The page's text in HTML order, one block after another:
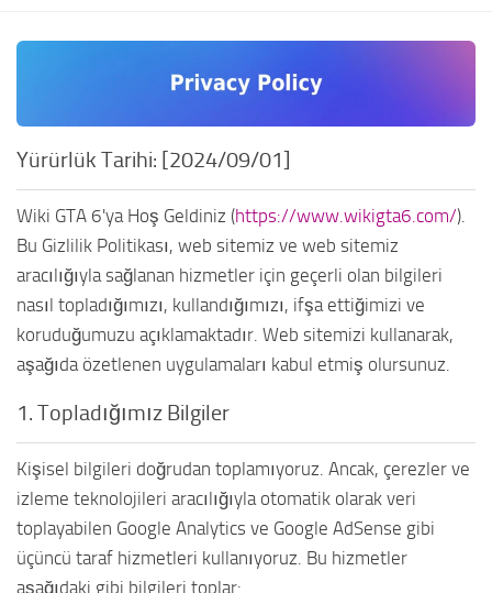
Yürürlük Tarihi: [2024/09/01]
Wiki GTA 6'ya Hoş Geldiniz (https://www.wikigta6.com/).
Bu Gizlilik Politikası, web sitemiz ve web sitemiz
aracılığıyla sağlanan hizmetler için geçerli olan bilgileri
nasıl topladığımızı, kullandığımızı, ifşa ettiğimizi ve
koruduğumuzu açıklamaktadır. Web sitemizi kullanarak,
aşağıda özetlenen uygulamaları kabul etmiş olursunuz.
1. Topladığımız Bilgiler
Kişisel bilgileri doğrudan toplamıyoruz. Ancak, çerezler ve
izleme teknolojileri aracılığıyla otomatik olarak veri
toplayabilen Google Analytics ve Google AdSense gibi
üçüncü taraf hizmetleri kullanıyoruz. Bu hizmetler
aşağıdaki gibi bilgileri toplar: